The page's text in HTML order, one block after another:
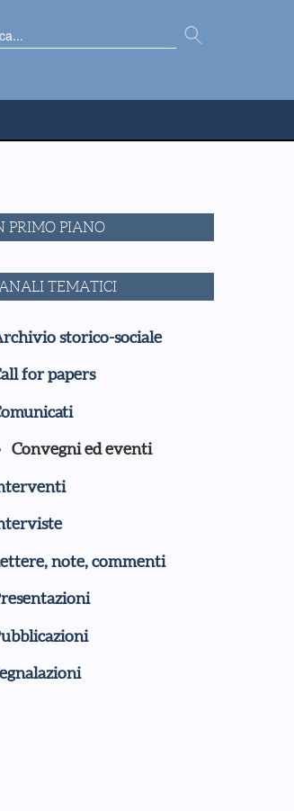
PRIMO PIANO
TEMATICI
storico-sociale
for papers
Convegni ed eventi
note, commenti